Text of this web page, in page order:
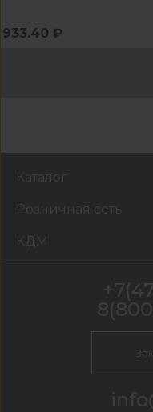
933.40 ₽
Каталог
Розничная сеть
КДМ